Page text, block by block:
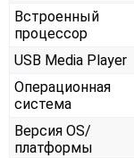
Встроенный
процессор
USB Media Player
Операционная
система
Версия OS/
платформы